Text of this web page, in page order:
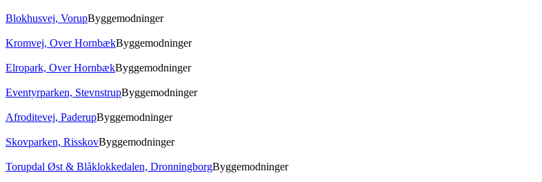
Blokhusvej, VorupByggemodninger
Kromvej, Over HornbækByggemodninger
Elropark, Over HornbækByggemodninger
Eventyrparken, StevnstrupByggemodninger
Afroditevej, PaderupByggemodninger
Skovparken, RisskovByggemodninger
Torupdal Øst & Blåklokkedalen, DronningborgByggemodninger